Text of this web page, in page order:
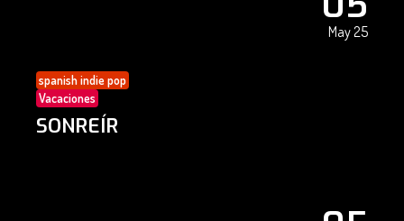
May 25
spanish indie pop
Vacaciones
SONREÍR